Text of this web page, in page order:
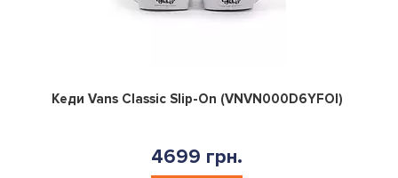
0
Кеди Vans Classic Slip-On (VNVN000D6YFOI)
4699 грн.